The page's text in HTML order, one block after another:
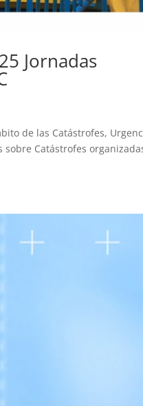
Jornadas
de las Catástrofes,
sobre Catástrofes